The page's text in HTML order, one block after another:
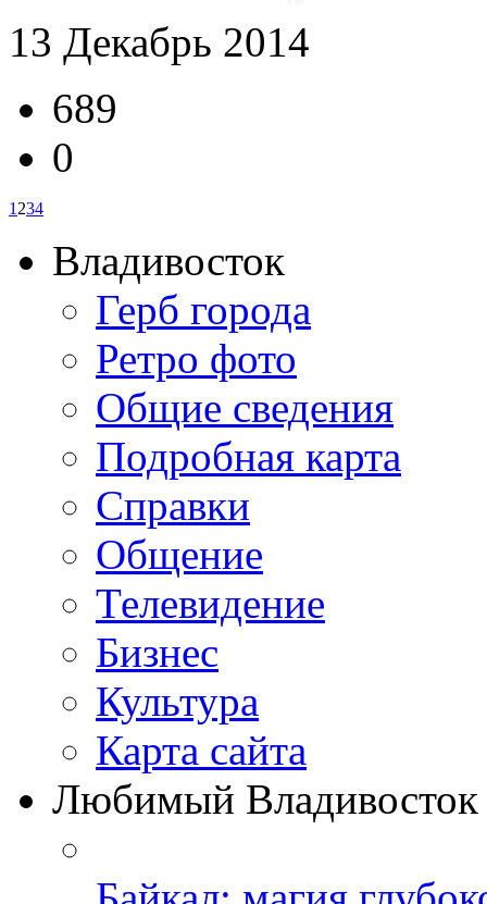
13 Декабрь 2014
689
0
1 234
Владивосток
Герб города
Ретро фото
Общие сведения
Подробная карта
Справки
Общение
Телевидение
Бизнеc
Культура
Карта сайта
Любимый Владивосток